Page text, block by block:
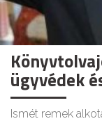
ügyvédek
Ismét remek